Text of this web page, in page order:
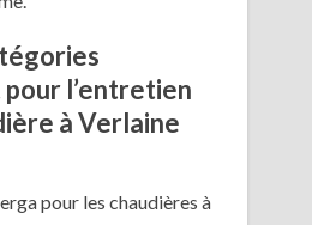
pour l’entretien
à Verlaine
pour les chaudières à